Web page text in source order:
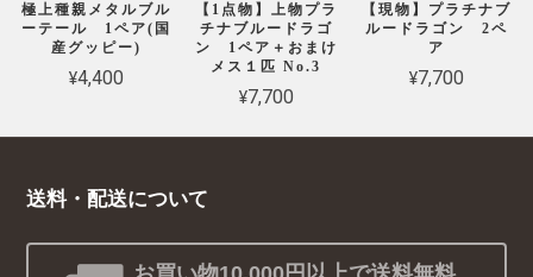
極上種親メタルブル
ーテール 1ペア(国
産グッピー)
¥4,400
【1点物】上物プラ
チナブルードラゴ
ン 1ペア＋おまけ
メス１匹 No.3
¥7,700
【現物】プラチナブ
ルードラゴン 2ペ
ア
¥7,700
送料・配送について